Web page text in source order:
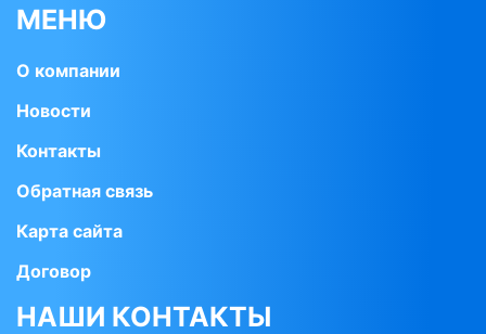
МЕНЮ
О компании
Новости
Контакты
Обратная связь
Карта сайта
Договор
НАШИ КОНТАКТЫ